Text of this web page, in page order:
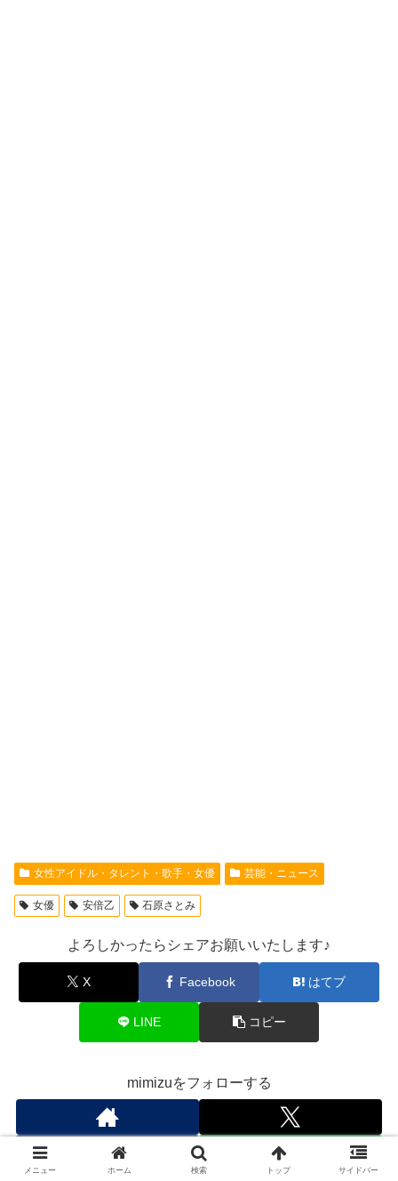
女性アイドル・タレント・歌手・女優 芸能・ニュース
女優 安倍乙 石原さとみ
よろしかったらシェアお願いいたします♪
X Facebook はてブ
LINE コピー
mimizuをフォローする
メニュー ホーム 検索 トップ サイドバー